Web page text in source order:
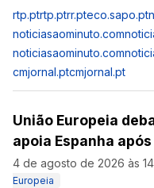
rtp.ptrtp.ptrr.pteco.sapo.pt
noticiasaominuto.com
noticiasaominuto.com
cmjornal.ptcmjornal.pt
União Europeia
apoia Espanha
4 de agosto de 2026 às
Europeia